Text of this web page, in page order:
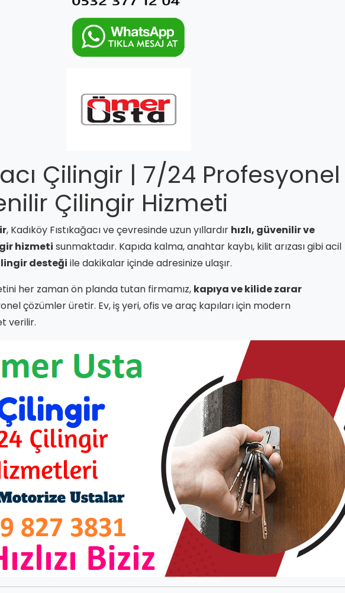
Çilingir | 7/24 Profesyonel
Çilingir Hizmeti
, Kadıköy Fıstıkağacı ve çevresinde uzun yıllardır hızlı, güvenilir ve
hizmeti sunmaktadır. Kapıda kalma, anahtar kaybı, kilit arızası gibi acil
desteği ile dakikalar içinde adresinize ulaşır.
her zaman ön planda tutan firmamız, kapıya ve kilide zarar
çözümler üretir. Ev, iş yeri, ofis ve araç kapıları için modern
verilir.